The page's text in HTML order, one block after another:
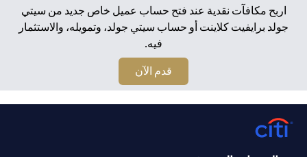
الأصلي المستثمر. الأداء السابق لمنتجات الاستثمار ليس مؤشرًا
على النتائج المستقبلية، بمعنى أن الأسعار قد ترتفع أو تنخفض.
يجب أن يكون المستثمرون الذين يستثمرون في منتجات
استثمارية و / أو منتجات خزينة مقومة بعملة أجنبية (غير محلية)
على دراية بمخاطر تقلبات أسعار الصرف التي قد تتسبب في
خسارة رأس المال عند تحويل العملة الأجنبية إلى العملة المحلية
للمستثمرين. لا تتوفر منتجات الاستثمار والخزينة للأشخاص
الأمريكيين. تخضع جميع الطلبات المتعلقة بمنتجات الاستثمار
اربح مكافآت نقدية عند فتح حساب عميل خاص جديد من سيتي
جولد برايفيت كلاينت أو حساب سيتي جولد، وتمويله، والاستثمار
فيه.
قدم الآن